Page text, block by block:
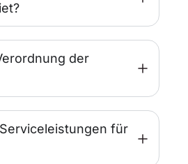
der
für